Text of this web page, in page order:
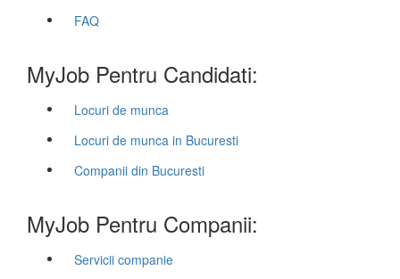
FAQ
MyJob Pentru Candidati:
Locuri de munca
Locuri de munca in Bucuresti
Companii din Bucuresti
MyJob Pentru Companii:
Servicii companie